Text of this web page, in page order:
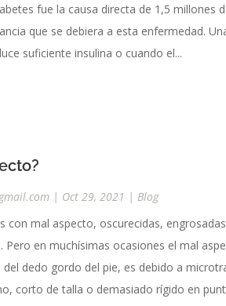
fue la causa directa de 1,5 millones
que se debiera a esta enfermedad.
suficiente insulina o cuando el...
| Oct 29, 2021 |Blog
con mal aspecto, oscurecidas,
en muchísimas ocasiones el mal
dedo gordo del pie, es debido a
corto de talla o demasiado rígido en